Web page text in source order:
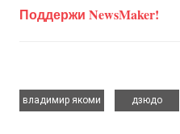
Поддержи NewsMaker!
владимир якоми
дзюдо